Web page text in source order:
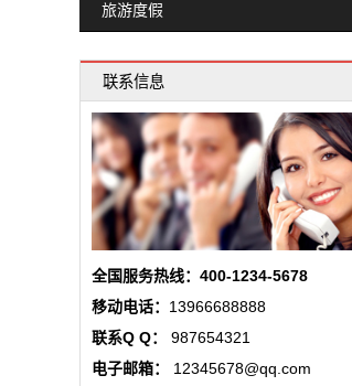
买车、电器、手机……都能用
石家庄科瑞电器有限公司成立
任富佳与老板电器：以创新科
天正亮相新能源电器创新发展高
常州东冠电器设备有限公司成立
石家庄科瑞电器有限公司成立
旅游度假
联系信息
全国服务热线：400-1234-5678
移动电话： 13966688888
联系Q Q： 987654321
电子邮箱： 12345678@qq.com